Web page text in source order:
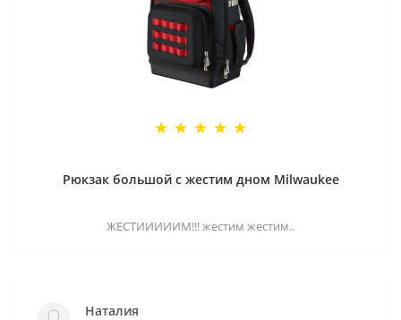
Рюкзак большой с жестим дном Milwaukee
ЖЕСТИИИИИМ!!! жестим жестим..
Наталия